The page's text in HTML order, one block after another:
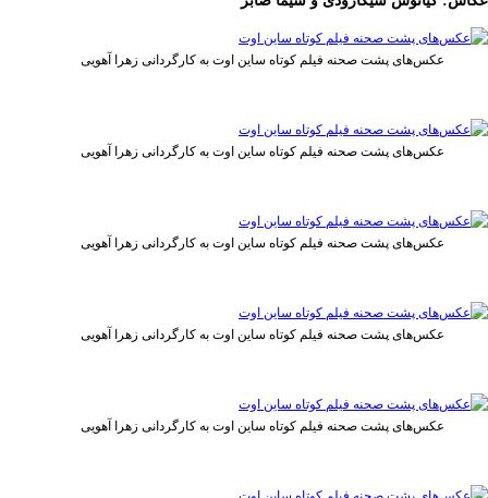
عکس‌های پشت صحنه فیلم کوتاه ساین اوت به کارگردانی زهرا آهویی
عکس‌های پشت صحنه فیلم کوتاه ساین اوت به کارگردانی زهرا آهویی
عکس‌های پشت صحنه فیلم کوتاه ساین اوت به کارگردانی زهرا آهویی
عکس‌های پشت صحنه فیلم کوتاه ساین اوت به کارگردانی زهرا آهویی
عکس‌های پشت صحنه فیلم کوتاه ساین اوت به کارگردانی زهرا آهویی